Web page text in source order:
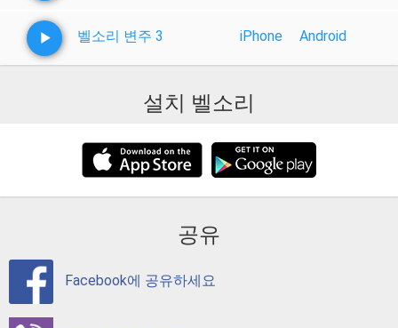
벨소리 변주 3 iPhone Android
설치 벨소리
공유
Facebook에 공유하세요